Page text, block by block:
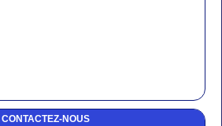
CONTACTEZ-NOUS